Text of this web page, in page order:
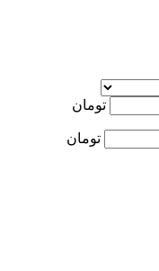
تومان
تومان